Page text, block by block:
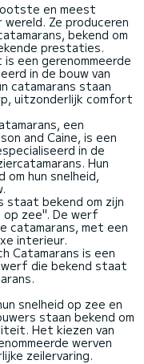
en meest
Ze produceren
bekend om
prestaties.
een gerenommeerde
in de bouw van
catamarans staan
uitzonderlijk comfort
een
and Caine, is een
in de
Hun
om hun snelheid,
staat bekend om zijn
zee". De werf
catamarans, met een
interieur.
Catamarans is een
die bekend staat
snelheid op zee en
staan bekend om
Het kiezen van
werven
zeilervaring.